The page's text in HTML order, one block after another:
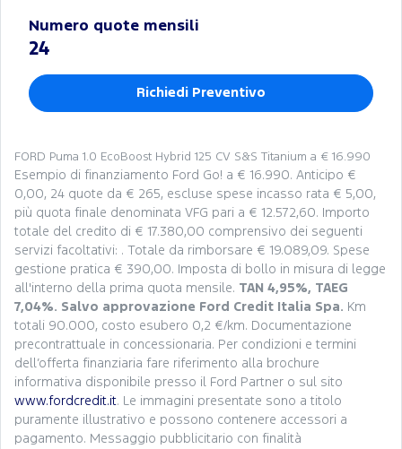
Numero quote mensili
24
Richiedi Preventivo
FORD Puma 1.0 EcoBoost Hybrid 125 CV S&S Titanium a € 16.990
Esempio di finanziamento Ford Go! a € 16.990. Anticipo €
0,00, 24 quote da € 265, escluse spese incasso rata € 5,00,
più quota finale denominata VFG pari a € 12.572,60. Importo
totale del credito di € 17.380,00 comprensivo dei seguenti
servizi facoltativi: . Totale da rimborsare € 19.089,09. Spese
gestione pratica € 390,00. Imposta di bollo in misura di legge
all'interno della prima quota mensile. TAN 4,95%, TAEG
7,04%. Salvo approvazione Ford Credit Italia Spa. Km
totali 90.000, costo esubero 0,2 €/km. Documentazione
precontrattuale in concessionaria. Per condizioni e termini
dell’offerta finanziaria fare riferimento alla brochure
informativa disponibile presso il Ford Partner o sul sito
www.fordcredit.it. Le immagini presentate sono a titolo
puramente illustrativo e possono contenere accessori a
pagamento. Messaggio pubblicitario con finalità